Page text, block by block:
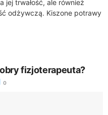
jej trwałość, ale również
odżywczą. Kiszone potrawy
fizjoterapeuta?
0